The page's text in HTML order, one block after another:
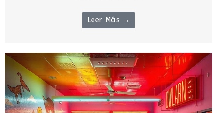
Leer Más →